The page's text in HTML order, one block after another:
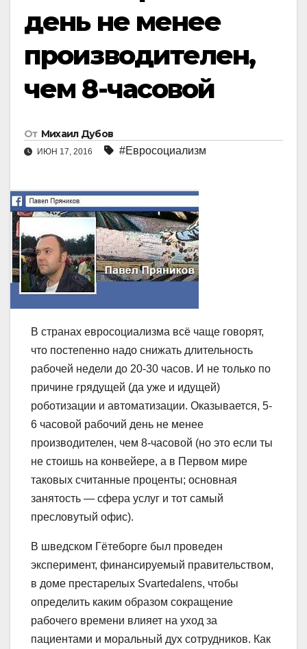
день не менее
производителен,
чем 8-часовой
От Михаил Дубов
ИЮН 17, 2016 #Евросоциализм
В странах евросоциализма всё чаще говорят,
что постепенно надо снижать длительность
рабочей недели до 20-30 часов. И не только по
причине грядущей (да уже и идущей)
роботизации и автоматизации. Оказывается, 5-
6 часовой рабочий день не менее
производителен, чем 8-часовой (но это если ты
не стоишь на конвейере, а в Первом мире
таковых считанные проценты; основная
занятость — сфера услуг и тот самый
пресловутый офис).
В шведском Гётеборге был проведен
эксперимент, финансируемый правительством,
в доме престарелых Svartedalens, чтобы
определить каким образом сокращение
рабочего времени влияет на уход за
пациентами и моральный дух сотрудников. Как